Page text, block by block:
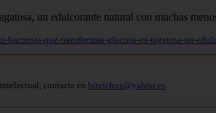
que-transforman-glucosa-en-tagatosa-un-
contacte en bitelchux@yahoo.es.